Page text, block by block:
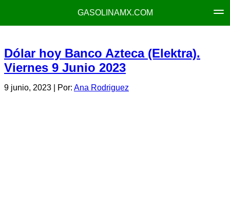
GASOLINAMX.COM
Dólar hoy Banco Azteca (Elektra).
Viernes 9 Junio 2023
9 junio, 2023 | Por: Ana Rodriguez